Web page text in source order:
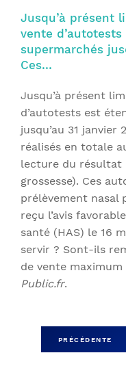
Jusqu’à présent
vente
supermarchés
Ces…
Jusqu’à présent
d’autotests est
jusqu’au 31
réalisés en totale
lecture du résultat
grossesse). Ces
prélèvement nasal
reçu l’avis
santé (HAS) le 16
servir ? Sont-ils
de vente
Public.fr.
PRÉCÉDENTE